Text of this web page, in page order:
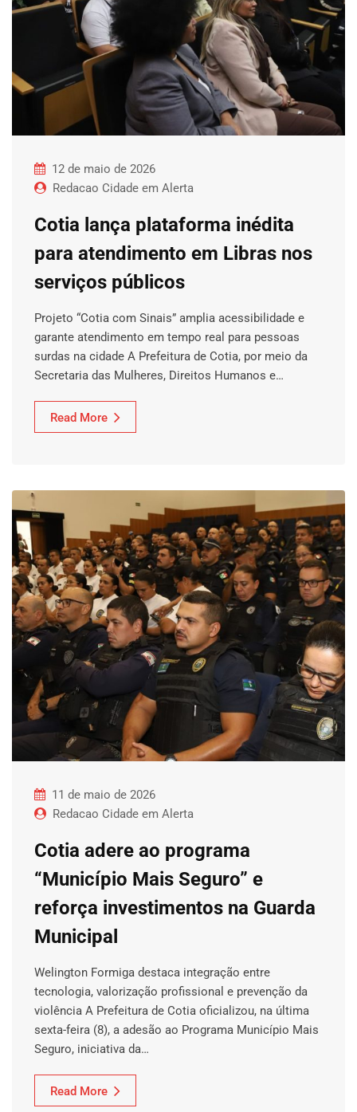
12 de maio de 2026
Redacao Cidade em Alerta
Cotia lança plataforma inédita
para atendimento em Libras nos
serviços públicos
Projeto “Cotia com Sinais” amplia acessibilidade e
garante atendimento em tempo real para pessoas
surdas na cidade A Prefeitura de Cotia, por meio da
Secretaria das Mulheres, Direitos Humanos e…
Read More
11 de maio de 2026
Redacao Cidade em Alerta
Cotia adere ao programa
“Município Mais Seguro” e
reforça investimentos na Guarda
Municipal
Welington Formiga destaca integração entre
tecnologia, valorização profissional e prevenção da
violência A Prefeitura de Cotia oficializou, na última
sexta-feira (8), a adesão ao Programa Município Mais
Seguro, iniciativa da…
Read More